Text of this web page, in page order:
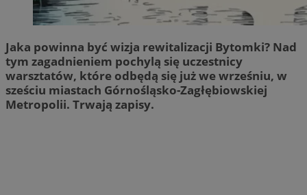
Jaka powinna być wizja rewitalizacji Bytomki? Nad
tym zagadnieniem pochylą się uczestnicy
warsztatów, które odbędą się już we wrześniu, w
sześciu miastach Górnośląsko-Zagłębiowskiej
Metropolii. Trwają zapisy.